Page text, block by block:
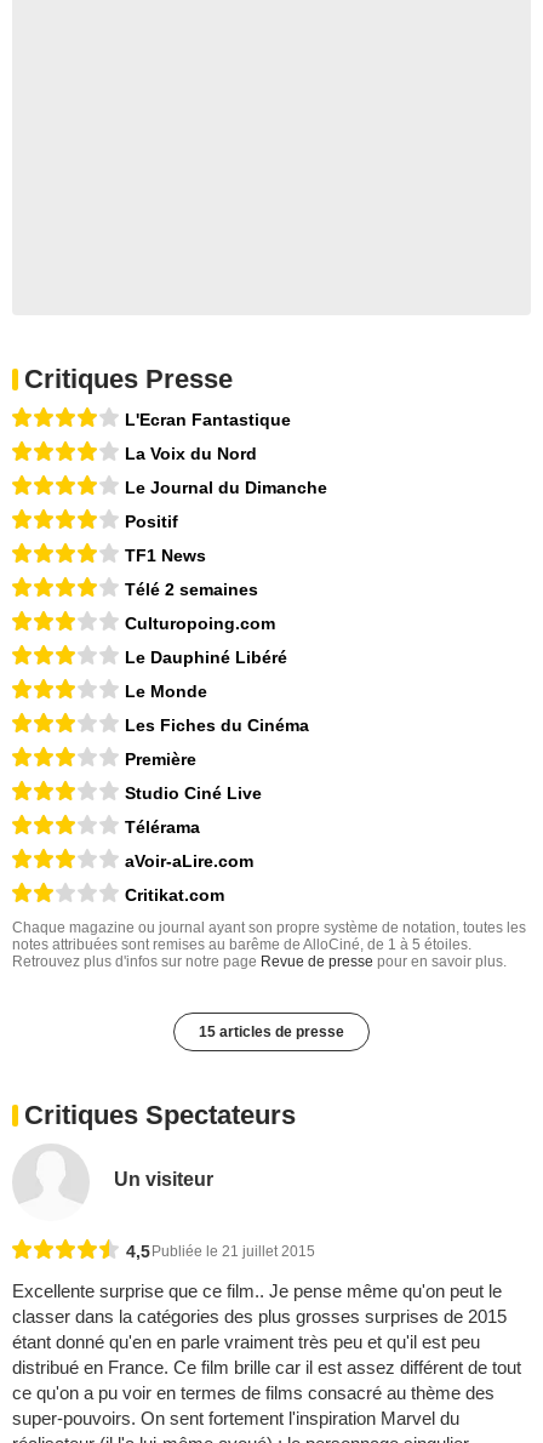
Critiques Presse
L'Ecran Fantastique
La Voix du Nord
Le Journal du Dimanche
Positif
TF1 News
Télé 2 semaines
Culturopoing.com
Le Dauphiné Libéré
Le Monde
Les Fiches du Cinéma
Première
Studio Ciné Live
Télérama
aVoir-aLire.com
Critikat.com
Chaque magazine ou journal ayant son propre système de notation, toutes les
notes attribuées sont remises au barême de AlloCiné, de 1 à 5 étoiles.
Retrouvez plus d'infos sur notre page Revue de presse pour en savoir plus.
15 articles de presse
Critiques Spectateurs
Un visiteur
4,5Publiée le 21 juillet 2015
Excellente surprise que ce film.. Je pense même qu'on peut le
classer dans la catégories des plus grosses surprises de 2015
étant donné qu'en en parle vraiment très peu et qu'il est peu
distribué en France. Ce film brille car il est assez différent de tout
ce qu'on a pu voir en termes de films consacré au thème des
super-pouvoirs. On sent fortement l'inspiration Marvel du